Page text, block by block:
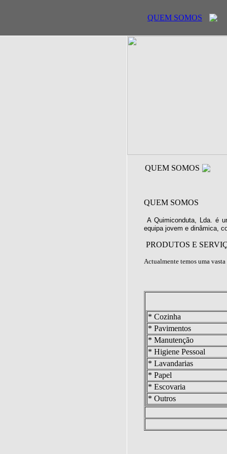
QUEM SOMOS
QUEM SOMOS
QUEM SOMOS
A Quimiconduta, Lda. é
equipa jovem e dinâmica,
PRODUTOS E
Actualmente temos uma
* Cozinha
* Pavimentos
* Manutenção
* Higiene Pessoal
* Lavandarias
* Papel
* Escovaria
* Outros